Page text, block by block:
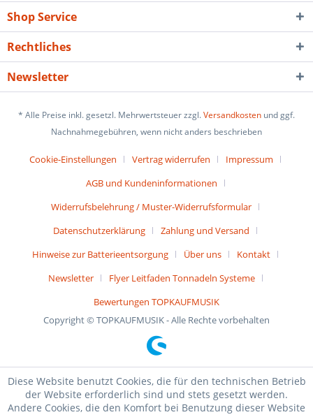
Shop Service
Rechtliches
Newsletter
* Alle Preise inkl. gesetzl. Mehrwertsteuer zzgl.Versandkosten und ggf.
Nachnahmegebühren, wenn nicht anders beschrieben
Cookie-Einstellungen Vertrag widerrufen
Impressum
AGB und Kundeninformationen
Widerrufsbelehrung / Muster-Widerrufsformular
Datenschutzerklärung
Zahlung und Versand
Hinweise zur Batterieentsorgung
Über uns
Kontakt
Newsletter
Flyer Leitfaden Tonnadeln Systeme
Bewertungen TOPKAUFMUSIK
Copyright © TOPKAUFMUSIK - Alle Rechte vorbehalten
Diese Website benutzt Cookies, die für den technischen Betrieb
der Website erforderlich sind und stets gesetzt werden.
Andere Cookies, die den Komfort bei Benutzung dieser Website